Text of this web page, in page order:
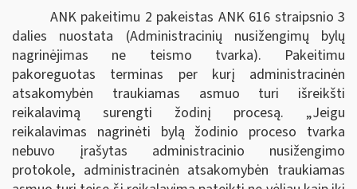
ANK pakeitimu 2 pakeistas ANK 616 straipsnio 3
dalies nuostata (Administracinių nusižengimų bylų
nagrinėjimas ne teismo tvarka). Pakeitimu
pakoreguotas terminas per kurį administracinėn
atsakomybėn traukiamas asmuo turi išreikšti
reikalavimą surengti žodinį procesą. „Jeigu
reikalavimas nagrinėti bylą žodinio proceso tvarka
nebuvo įrašytas administracinio nusižengimo
protokole, administracinėn atsakomybėn traukiamas